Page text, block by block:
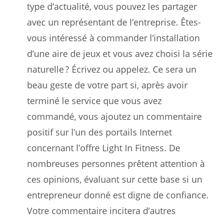
type d’actualité, vous pouvez les partager
avec un représentant de l’entreprise. Êtes-
vous intéressé à commander l’installation
d’une aire de jeux et vous avez choisi la série
naturelle ? Écrivez ou appelez. Ce sera un
beau geste de votre part si, après avoir
terminé le service que vous avez
commandé, vous ajoutez un commentaire
positif sur l’un des portails Internet
concernant l’offre Light In Fitness. De
nombreuses personnes prêtent attention à
ces opinions, évaluant sur cette base si un
entrepreneur donné est digne de confiance.
Votre commentaire incitera d’autres